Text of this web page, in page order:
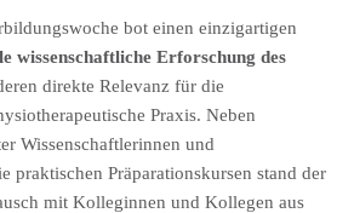
bot einen einzigartigen
wissenschaftliche Erforschung des
direkte Relevanz für die
Praxis. Neben
Wissenschaftlerinnen und
praktischen Präparationskursen stand der
mit Kolleginnen und Kollegen aus